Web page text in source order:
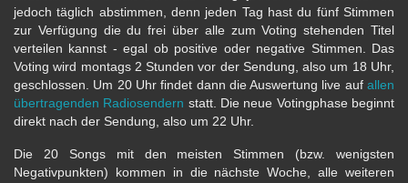
jedoch täglich abstimmen, denn jeden Tag hast du fünf Stimmen
zur Verfügung die du frei über alle zum Voting stehenden Titel
verteilen kannst - egal ob positive oder negative Stimmen. Das
Voting wird montags 2 Stunden vor der Sendung, also um 18 Uhr,
geschlossen. Um 20 Uhr findet dann die Auswertung live auf allen
übertragenden Radiosendern statt. Die neue Votingphase beginnt
direkt nach der Sendung, also um 22 Uhr.
Die 20 Songs mit den meisten Stimmen (bzw. wenigsten
Negativpunkten) kommen in die nächste Woche, alle weiteren